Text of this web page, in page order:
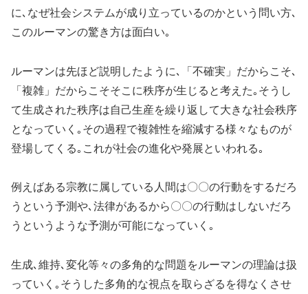
に､なぜ社会システムが成り立っているのかという問い方､
このルーマンの驚き方は面白い｡
ルーマンは先ほど説明したように､「不確実」だからこそ､
「複雑」だからこそそこに秩序が生じると考えた｡そうし
て生成された秩序は自己生産を繰り返して大きな社会秩序
となっていく｡その過程で複雑性を縮減する様々なものが
登場してくる｡これが社会の進化や発展といわれる｡
例えばある宗教に属している人間は〇〇の行動をするだろ
うという予測や､法律があるから〇〇の行動はしないだろ
うというような予測が可能になっていく｡
生成､維持､変化等々の多角的な問題をルーマンの理論は扱
っていく｡そうした多角的な視点を取らざるを得なくさせ